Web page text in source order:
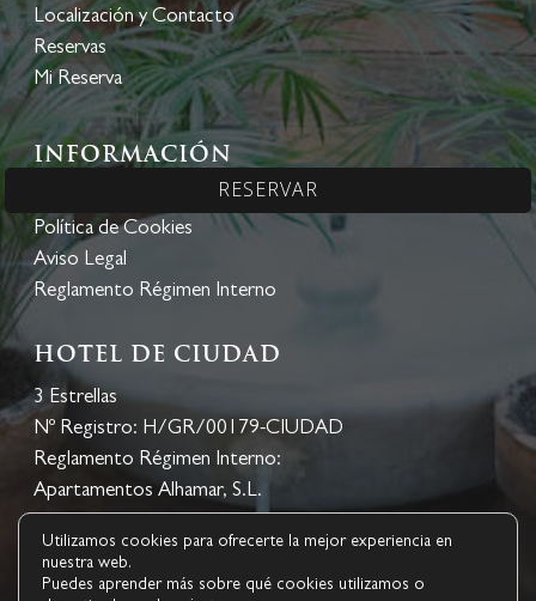
RESERVAR
Localización y Contacto
Reservas
Mi Reserva
Información
Política de Cookies
Aviso Legal
Reglamento Régimen Interno
HOTEL DE CIUDAD
3 Estrellas
Nº Registro: H/GR/00179-CIUDAD
Reglamento Régimen Interno:
Apartamentos Alhamar, S.L.
Utilizamos cookies para ofrecerte la mejor experiencia en
nuestra web.
Puedes aprender más sobre qué cookies utilizamos o